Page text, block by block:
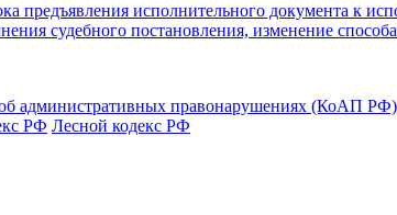
предъявления исполнительного документа к
судебного постановления, изменение
административных правонарушениях (КоАП РФ)
РФ Лесной кодекс РФ